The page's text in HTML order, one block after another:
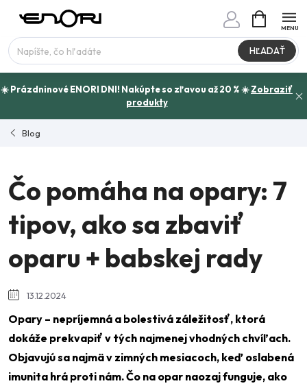
obsah
HĽADAŤ
KOŠÍK
☀️ Prázdninové ENORI DNI! Nakúpte so zľavou až 20 % ☀️Zobraziť
produkty
Blog
Čo pomáha na opary: 7
tipov, ako sa zbaviť
oparu + babskej rady
13.12.2024
Opary – nepríjemná a bolestivá záležitosť, ktorá
dokáže prekvapiť v tých najmenej vhodných chvíľach.
Objavujú sa najmä v zimných mesiacoch, keď oslabená
imunita hrá proti nám. Čo na opar naozaj funguje, ako
www.enori.cz - Chat